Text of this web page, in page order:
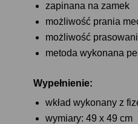
zapinana na zamek
możliwość prania
możliwość
metoda wykonana
Wypełnienie:
wkład wykonany z
wymiary: 49 x 49 cm